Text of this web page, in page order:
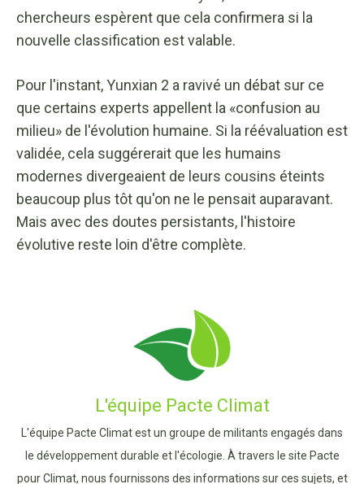
chercheurs espèrent que cela confirmera si la
nouvelle classification est valable.
Pour l'instant, Yunxian 2 a ravivé un débat sur ce
que certains experts appellent la «confusion au
milieu» de l'évolution humaine. Si la réévaluation est
validée, cela suggérerait que les humains
modernes divergeaient de leurs cousins ​​éteints
beaucoup plus tôt qu'on ne le pensait auparavant.
Mais avec des doutes persistants, l'histoire
évolutive reste loin d'être complète.
L'équipe Pacte Climat
L'équipe Pacte Climat est un groupe de militants engagés dans
le développement durable et l'écologie. À travers le site Pacte
pour Climat, nous fournissons des informations sur ces sujets, et